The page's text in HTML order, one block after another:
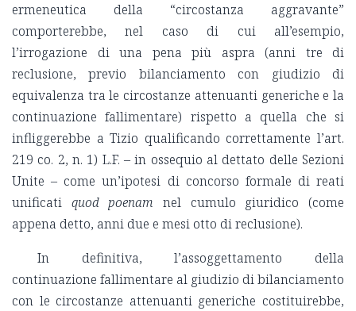
ermeneutica della “circostanza aggravante”
comporterebbe, nel caso di cui all’esempio,
l’irrogazione di una pena più aspra (anni tre di
reclusione, previo bilanciamento con giudizio di
equivalenza tra le circostanze attenuanti generiche e la
continuazione fallimentare) rispetto a quella che si
infliggerebbe a Tizio qualificando correttamente l’art.
219 co. 2, n. 1) L.F. – in ossequio al dettato delle Sezioni
Unite – come un’ipotesi di concorso formale di reati
unificati quod poenamnel cumulo giuridico (come
appena detto, anni due e mesi otto di reclusione).
In definitiva, l’assoggettamento della
continuazione fallimentare al giudizio di bilanciamento
con le circostanze attenuanti generiche costituirebbe,